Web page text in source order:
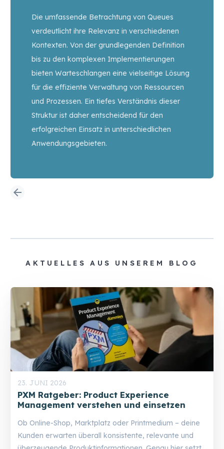
Die umfassende Betrachtung von Queues
verdeutlicht ihre Relevanz in verschiedenen
Kontexten. Von der grundlegenden Definition
bis zu den komplexen Implementierungen
bieten Warteschlangen eine vielseitige Lösung
für die effiziente Verwaltung von Ressourcen
und Prozessen. Ein tiefes Verständnis dieser
Struktur ist daher entscheidend für den
erfolgreichen Einsatz in unterschiedlichen
Anwendungsgebieten.
arrow_back
AKTUELLES AUS UNSEREM BLOG
23. JUNI 2026
PXM Ratgeber: Product Experience
Management verstehen und einsetzen
Ob Online-Shop, Marktplatz oder Printmedium – deine
Kunden erwarten überall konsistente, relevante und